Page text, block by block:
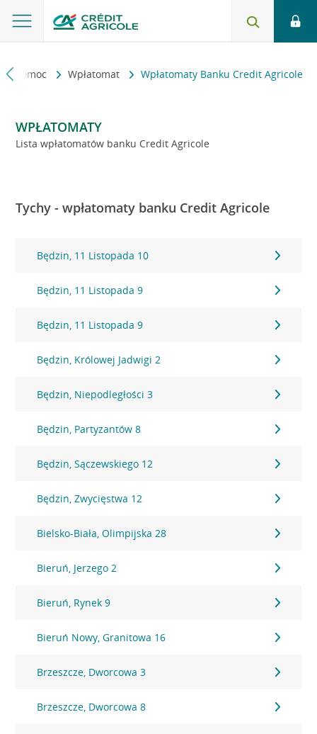
i pomoc Wpłatomat Wpłatomaty Banku Credit Agricole
WPŁATOMATY
Lista wpłatomatów banku Credit Agricole
Tychy - wpłatomaty banku Credit Agricole
Będzin, 11 Listopada 10
Będzin, 11 Listopada 9
Będzin, 11 Listopada 9
Będzin, Królowej Jadwigi 2
Będzin, Niepodległości 3
Będzin, Partyzantów 8
Będzin, Sączewskiego 12
Będzin, Zwycięstwa 12
Bielsko-Biała, Olimpijska 28
Bieruń, Jerzego 2
Bieruń, Rynek 9
Bieruń Nowy, Granitowa 16
Brzeszcze, Dworcowa 3
Brzeszcze, Dworcowa 8